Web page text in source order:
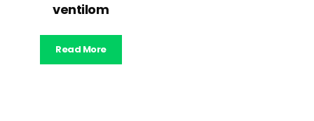
ventilom
Read More